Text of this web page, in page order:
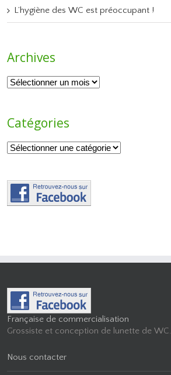
L’hygiène des WC est préoccupant !
Archives
Archives
Catégories
Catégories
Française de commercialisation
Grossiste et conception de lunette de WC.
Nous contacter